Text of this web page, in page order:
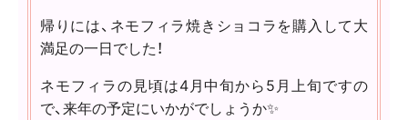
帰りには、ネモフィラ焼きショコラを購入して大
満足の一日でした！
ネモフィラの見頃は4月中旬から5月上旬ですの
で、来年の予定にいかがでしょうか✨